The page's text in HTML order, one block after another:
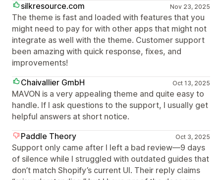
silkresource.com
Nov 23, 2025
The theme is fast and loaded with features that you
might need to pay for with other apps that might not
integrate as well with the theme. Customer support
been amazing with quick response, fixes, and
improvements!
Chaivallier GmbH
Oct 13, 2025
MAVON is a very appealing theme and quite easy to
handle. If I ask questions to the support, I usually get
helpful answers at short notice.
Paddle Theory
Oct 3, 2025
Support only came after I left a bad review—9 days
of silence while I struggled with outdated guides that
don’t match Shopify’s current UI. Their reply claims